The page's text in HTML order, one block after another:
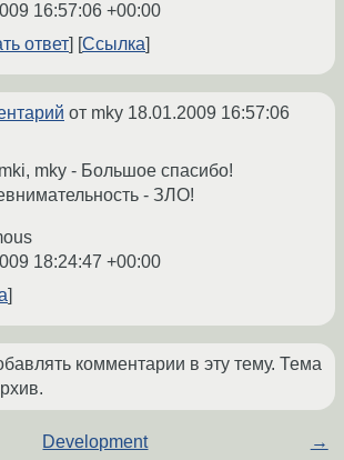
16:57:06 +00:00
ответ
Ссылка
от mky 18.01.2009 16:57:06
mky - Большое спасибо!
- ЗЛО!
18:24:47 +00:00
комментарии в эту тему. Тема
Development →